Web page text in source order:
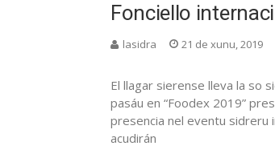
Fonciello
lasidra 21 de xunu, 2019
El llagar sierense lleva la so
pasáu en “Foodex 2019”
presencia nel eventu sidreru
acudirán